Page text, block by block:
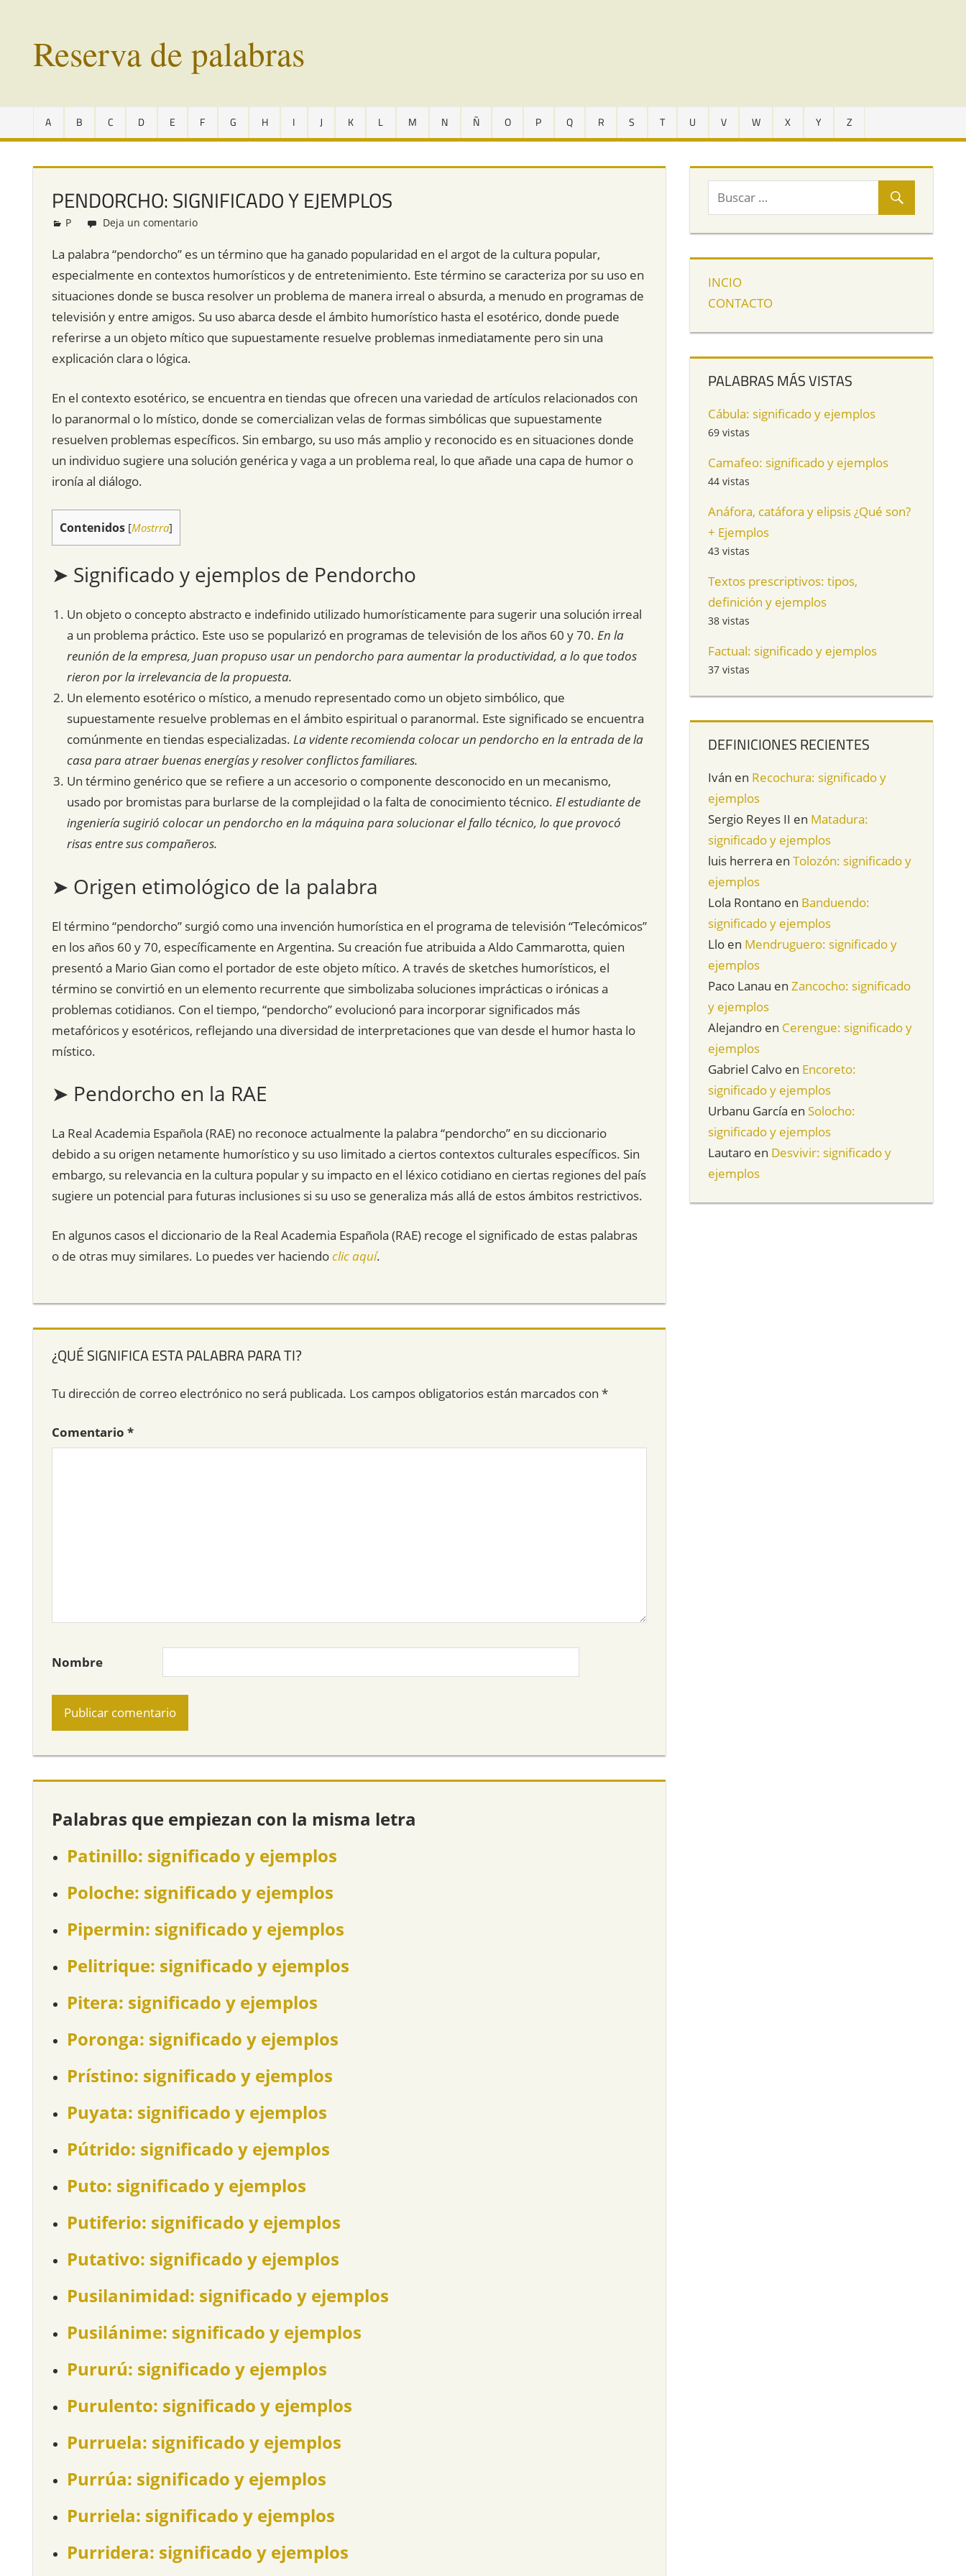
contenidoReserva de palabras
en
vías
extinción
todo
A B C D E F G H I J K L M N Ñ O P Q R S T U V W X Y Z
PENDORCHO: SIGNIFICADO Y EJEMPLOS
Redacción
P Deja un comentario
La palabra “pendorcho” es un término que ha ganado popularidad en el argot de la cultura popular,
especialmente en contextos humorísticos y de entretenimiento. Este término se caracteriza por su uso en
situaciones donde se busca resolver un problema de manera irreal o absurda, a menudo en programas de
televisión y entre amigos. Su uso abarca desde el ámbito humorístico hasta el esotérico, donde puede
referirse a un objeto mítico que supuestamente resuelve problemas inmediatamente pero sin una
explicación clara o lógica.
En el contexto esotérico, se encuentra en tiendas que ofrecen una variedad de artículos relacionados con
lo paranormal o lo místico, donde se comercializan velas de formas simbólicas que supuestamente
resuelven problemas específicos. Sin embargo, su uso más amplio y reconocido es en situaciones donde
un individuo sugiere una solución genérica y vaga a un problema real, lo que añade una capa de humor o
ironía al diálogo.
Contenidos [Mostrra]
➤ Significado y ejemplos de Pendorcho
Un objeto o concepto abstracto e indefinido utilizado humorísticamente para sugerir una solución irreal
a un problema práctico. Este uso se popularizó en programas de televisión de los años 60 y 70. En la
reunión de la empresa, Juan propuso usar un pendorcho para aumentar la productividad, a lo que todos
rieron por la irrelevancia de la propuesta.
Un elemento esotérico o místico, a menudo representado como un objeto simbólico, que
supuestamente resuelve problemas en el ámbito espiritual o paranormal. Este significado se encuentra
comúnmente en tiendas especializadas. La vidente recomienda colocar un pendorcho en la entrada de la
casa para atraer buenas energías y resolver conflictos familiares.
Un término genérico que se refiere a un accesorio o componente desconocido en un mecanismo,
usado por bromistas para burlarse de la complejidad o la falta de conocimiento técnico. El estudiante de
ingeniería sugirió colocar un pendorcho en la máquina para solucionar el fallo técnico, lo que provocó
risas entre sus compañeros.
➤ Origen etimológico de la palabra
El término “pendorcho” surgió como una invención humorística en el programa de televisión “Telecómicos”
en los años 60 y 70, específicamente en Argentina. Su creación fue atribuida a Aldo Cammarotta, quien
presentó a Mario Gian como el portador de este objeto mítico. A través de sketches humorísticos, el
término se convirtió en un elemento recurrente que simbolizaba soluciones imprácticas o irónicas a
problemas cotidianos. Con el tiempo, “pendorcho” evolucionó para incorporar significados más
metafóricos y esotéricos, reflejando una diversidad de interpretaciones que van desde el humor hasta lo
místico.
➤ Pendorcho en la RAE
La Real Academia Española (RAE) no reconoce actualmente la palabra “pendorcho” en su diccionario
debido a su origen netamente humorístico y su uso limitado a ciertos contextos culturales específicos. Sin
embargo, su relevancia en la cultura popular y su impacto en el léxico cotidiano en ciertas regiones del país
sugiere un potencial para futuras inclusiones si su uso se generaliza más allá de estos ámbitos restrictivos.
En algunos casos el diccionario de la Real Academia Española (RAE) recoge el significado de estas palabras
o de otras muy similares. Lo puedes ver haciendoclic aquí.
¿QUÉ SIGNIFICA ESTA PALABRA PARA TI?
Tu dirección de correo electrónico no será publicada. Los campos obligatorios están marcados con *
Comentario *
Nombre
Palabras que empiezan con la misma letra
Patinillo: significado y ejemplos
Poloche: significado y ejemplos
Pipermin: significado y ejemplos
Pelitrique: significado y ejemplos
Pitera: significado y ejemplos
Poronga: significado y ejemplos
Prístino: significado y ejemplos
Puyata: significado y ejemplos
Pútrido: significado y ejemplos
Puto: significado y ejemplos
Putiferio: significado y ejemplos
Putativo: significado y ejemplos
Pusilanimidad: significado y ejemplos
Pusilánime: significado y ejemplos
Pururú: significado y ejemplos
Purulento: significado y ejemplos
Purruela: significado y ejemplos
Purrúa: significado y ejemplos
Purriela: significado y ejemplos
Purridera: significado y ejemplos
INCIO
CONTACTO
PALABRAS MÁS VISTAS
Cábula: significado y ejemplos
69 vistas
Camafeo: significado y ejemplos
44 vistas
Anáfora, catáfora y elipsis ¿Qué son?
+ Ejemplos
43 vistas
Textos prescriptivos: tipos,
definición y ejemplos
38 vistas
Factual: significado y ejemplos
37 vistas
DEFINICIONES RECIENTES
Iván en Recochura: significado y
ejemplos
Sergio Reyes II en Matadura:
significado y ejemplos
luis herrera enTolozón: significado y
ejemplos
Lola Rontano en Banduendo:
significado y ejemplos
Llo en Mendruguero: significado y
ejemplos
Paco Lanau enZancocho: significado
y ejemplos
Alejandro en Cerengue: significado y
ejemplos
Gabriel Calvo en Encoreto:
significado y ejemplos
Urbanu García enSolocho:
significado y ejemplos
Lautaro en Desvivir: significado y
ejemplos